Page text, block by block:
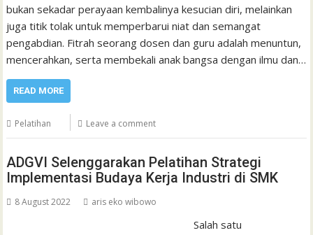
bukan sekadar perayaan kembalinya kesucian diri, melainkan
juga titik tolak untuk memperbarui niat dan semangat
pengabdian. Fitrah seorang dosen dan guru adalah menuntun,
mencerahkan, serta membekali anak bangsa dengan ilmu dan…
READ MORE
Pelatihan Leave a comment
ADGVI Selenggarakan Pelatihan Strategi
Implementasi Budaya Kerja Industri di SMK
8 August 2022 aris eko wibowo
Salah satu